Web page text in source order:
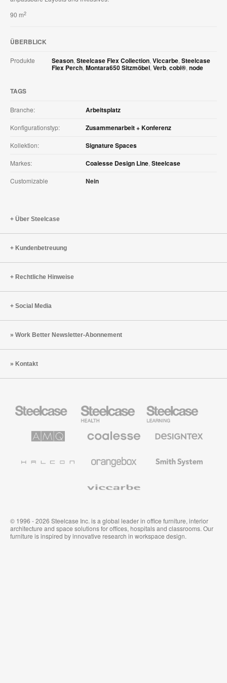
90 m2
ÜBERBLICK
Produkte Season, Steelcase Flex Collection, Viccarbe, Steelcase
Flex Perch, Montara650 Sitzmöbel, Verb, cobi®, node
TAGS
Branche: Arbeitsplatz
Konfigurationstyp: Zusammenarbeit + Konferenz
Kollektion: Signature Spaces
Markes: Coalesse Design Line, Steelcase
Customizable Nein
Über Steelcase
Kundenbetreuung
Rechtliche Hinweise
Social Media
Work Better Newsletter-Abonnement
Kontakt
Büromöbel
Health
Education
Möbel
Solutions
Büromöbel
Textilien
System
© 1996 - 2026 Steelcase Inc. is a global leader in office furniture, interior
architecture and space solutions for offices, hospitals and classrooms. Our
furniture is inspired by innovative research in workspace design.